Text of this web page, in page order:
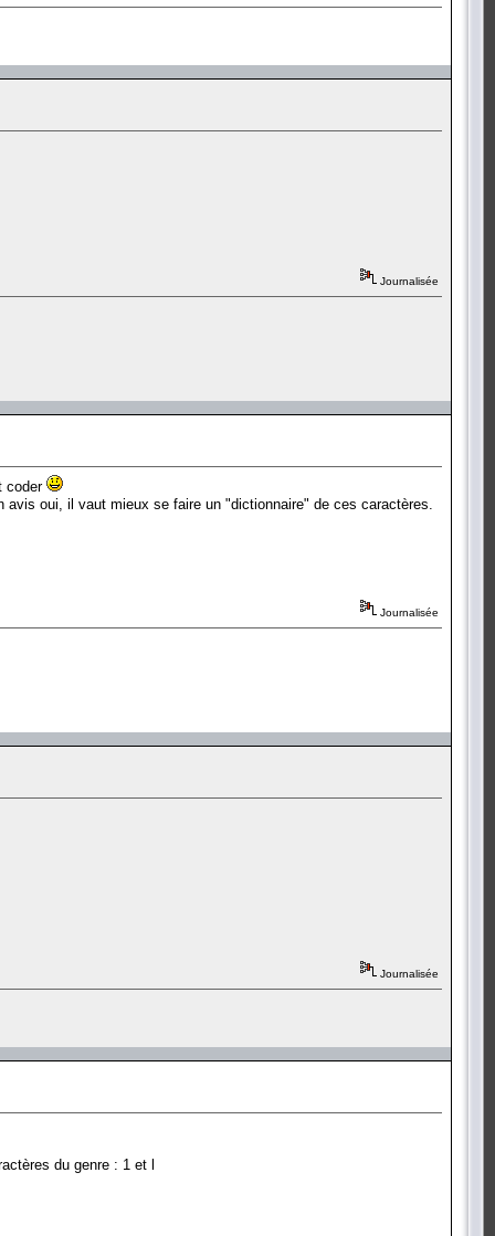
Journalisée
coder
oui, il vaut mieux se faire un "dictionnaire" de ces caractères.
Journalisée
Journalisée
du genre : 1 et l